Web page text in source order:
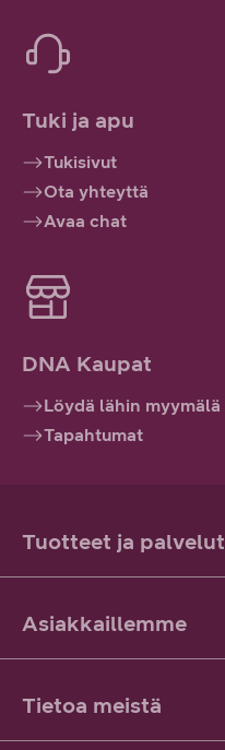
Tuki ja apu
Tukisivut
Ota yhteyttä
Avaa chat
DNA Kaupat
Löydä lähin myymälä
Tapahtumat
Tuotteet ja palvelut
Asiakkaillemme
Tietoa meistä